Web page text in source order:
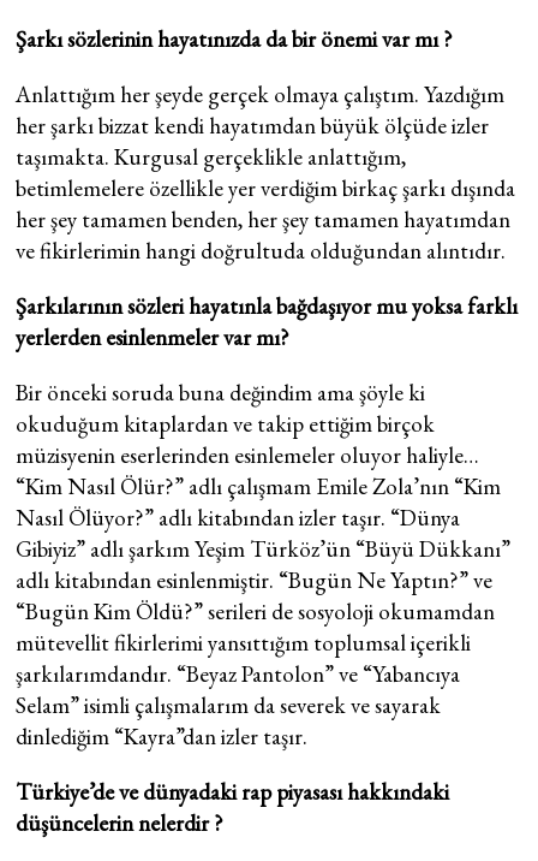
Şarkı sözlerinin hayatınızda da bir önemi var mı ?
Anlattığım her şeyde gerçek olmaya çalıştım. Yazdığım
her şarkı bizzat kendi hayatımdan büyük ölçüde izler
taşımakta. Kurgusal gerçeklikle anlattığım,
betimlemelere özellikle yer verdiğim birkaç şarkı dışında
her şey tamamen benden, her şey tamamen hayatımdan
ve fikirlerimin hangi doğrultuda olduğundan alıntıdır.
Şarkılarının sözleri hayatınla bağdaşıyor mu yoksa farklı
yerlerden esinlenmeler var mı?
Bir önceki soruda buna değindim ama şöyle ki
okuduğum kitaplardan ve takip ettiğim birçok
müzisyenin eserlerinden esinlemeler oluyor haliyle…
“Kim Nasıl Ölür?” adlı çalışmam Emile Zola’nın “Kim
Nasıl Ölüyor?” adlı kitabından izler taşır. “Dünya
Gibiyiz” adlı şarkım Yeşim Türköz’ün “Büyü Dükkanı”
adlı kitabından esinlenmiştir. “Bugün Ne Yaptın?” ve
“Bugün Kim Öldü?” serileri de sosyoloji okumamdan
mütevellit fikirlerimi yansıttığım toplumsal içerikli
şarkılarımdandır. “Beyaz Pantolon” ve “Yabancıya
Selam” isimli çalışmalarım da severek ve sayarak
dinlediğim “Kayra”dan izler taşır.
Türkiye’de ve dünyadaki rap piyasası hakkındaki
düşüncelerin nelerdir ?